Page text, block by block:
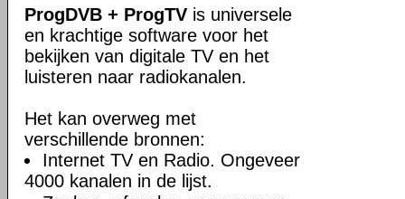
ProgDVB + ProgTV is universele
en krachtige software voor het
bekijken van digitale TV en het
luisteren naar radiokanalen.
Het kan overweg met
verschillende bronnen:
Internet TV en Radio. Ongeveer
4000 kanalen in de lijst.